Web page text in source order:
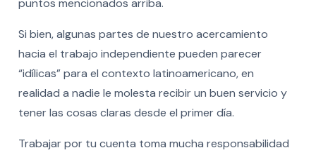
puntos mencionados arriba.
Si bien, algunas partes de nuestro acercamiento
hacia el trabajo independiente pueden parecer
“idílicas” para el contexto latinoamericano, en
realidad a nadie le molesta recibir un buen servicio y
tener las cosas claras desde el primer día.
Trabajar por tu cuenta toma mucha responsabilidad